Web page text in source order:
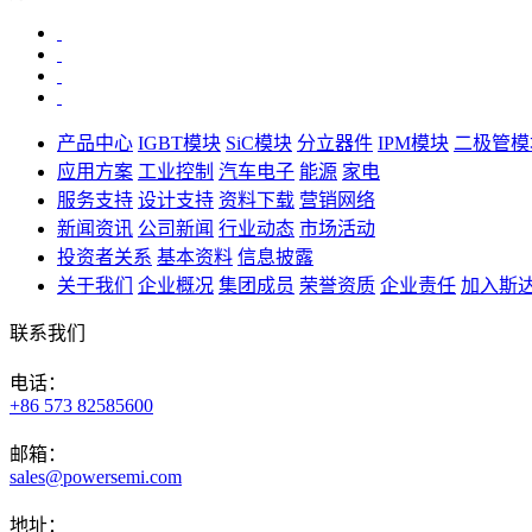
产品中心 IGBT模块 SiC模块 分立器件 IPM模块 二极管
应用方案 工业控制 汽车电子 能源 家电
服务支持 设计支持 资料下载 营销网络
新闻资讯 公司新闻 行业动态 市场活动
投资者关系 基本资料 信息披露
关于我们
企业概况 集团成员 荣誉资质 企业责任 加入斯
联系我们
电话：
+86 573 82585600
邮箱：
sales@powersemi.com
地址：